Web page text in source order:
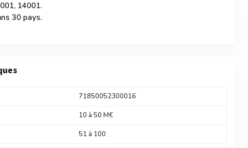
14001.
30 pays.
71850052300016
10 à 50 M€
51 à 100